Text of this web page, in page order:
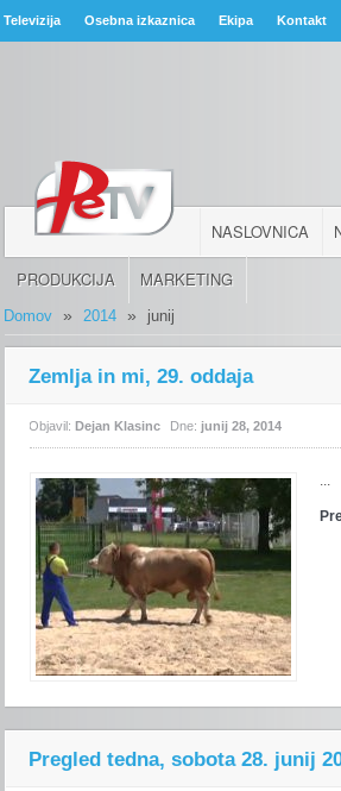
Televizija Osebna izkaznica Ekipa Kontakt
NASLOVNICA
PRODUKCIJA MARKETING
Domov » 2014 » junij
Zemlja in mi, 29. oddaja
Objavil:Dejan Klasinc Dne: junij 28, 2014
Pregled tedna, sobota 28. junij